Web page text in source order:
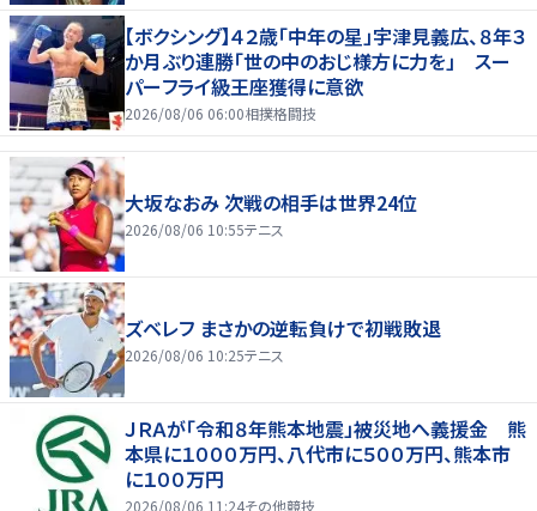
【ボクシング】４２歳「中年の星」宇津見義広、８年３
か月ぶり連勝「世の中のおじ様方に力を」 スー
パーフライ級王座獲得に意欲
2026/08/06 06:00相撲格闘技
大坂なおみ 次戦の相手は世界24位
2026/08/06 10:55テニス
ズベレフ まさかの逆転負けで初戦敗退
2026/08/06 10:25テニス
ＪＲＡが「令和８年熊本地震」被災地へ義援金 熊
本県に１０００万円、八代市に５００万円、熊本市
に１００万円
2026/08/06 11:24その他競技